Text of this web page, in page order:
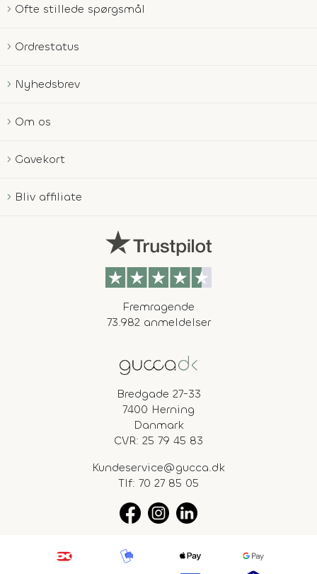
Ofte stillede spørgsmål
Ordrestatus
Nyhedsbrev
Om os
Gavekort
Bliv affiliate
Fremragende
73.982 anmeldelser
Bredgade 27-33
7400 Herning
Danmark
CVR: 25 79 45 83
Kundeservice@gucca.dk
Tlf: 70 27 85 05